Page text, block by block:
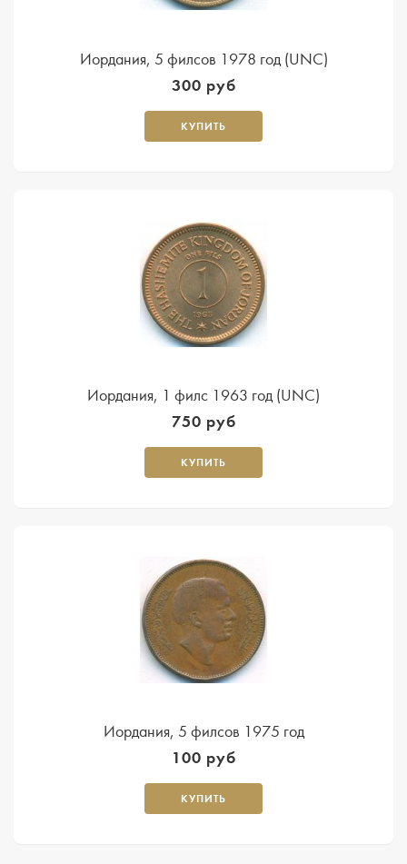
Иордания, 5 филсов 1978 год (UNC)
300 руб
КУПИТЬ
Иордания, 1 филс 1963 год (UNC)
750 руб
КУПИТЬ
Иордания, 5 филсов 1975 год
100 руб
КУПИТЬ